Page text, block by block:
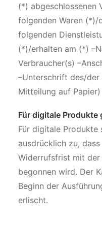
(*) abgeschlossenen
folgenden Waren (*)/
folgenden
(*)/erhalten am (*)
Verbraucher(s)
–Unterschrift des/der
Mitteilung auf Papier)
Für digitale Produkte
Für digitale Produkte
ausdrücklich zu,
Widerrufsfrist mit
begonnen wird. Der
Beginn der
erlischt.